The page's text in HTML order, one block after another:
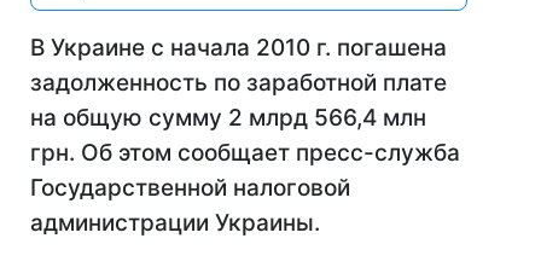
В Украине с начала 2010 г. погашена
задолженность по заработной плате
на общую сумму 2 млрд 566,4 млн
грн. Об этом сообщает пресс-служба
Государственной налоговой
администрации Украины.